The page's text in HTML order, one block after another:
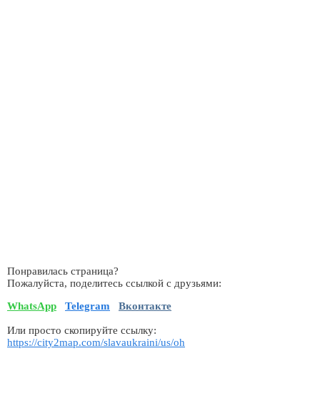
Понравилась страница?
Пожалуйста, поделитесь ссылкой с друзьями:
WhatsApp
Telegram Вконтакте
Или просто скопируйте ссылку:
https://city2map.com/slavaukraini/us/oh